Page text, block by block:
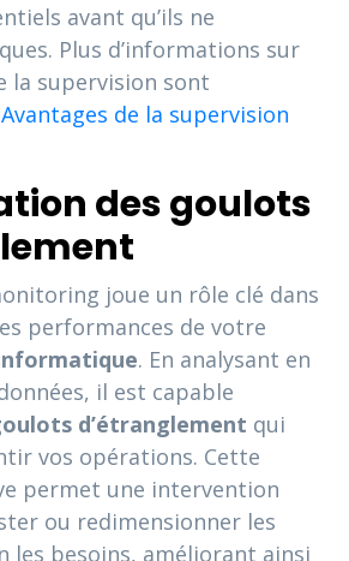
avant qu’ils ne
Plus d’informations sur
la supervision sont
Avantages de la supervision
des goulots
joue un rôle clé dans
performances de votre
. En analysant en
il est capable
d’étranglement qui
vos opérations. Cette
permet une intervention
ou redimensionner les
les besoins, améliorant ainsi